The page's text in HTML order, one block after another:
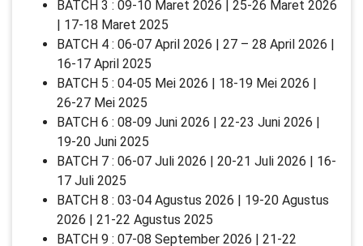
BATCH 3 : 09-10 Maret 2026 | 25-26 Maret 2026
| 17-18 Maret 2025
BATCH 4 : 06-07 April 2026 | 27 – 28 April 2026 |
16-17 April 2025
BATCH 5 : 04-05 Mei 2026 | 18-19 Mei 2026 |
26-27 Mei 2025
BATCH 6 : 08-09 Juni 2026 | 22-23 Juni 2026 |
19-20 Juni 2025
BATCH 7 : 06-07 Juli 2026 | 20-21 Juli 2026 | 16-
17 Juli 2025
BATCH 8 : 03-04 Agustus 2026 | 19-20 Agustus
2026 | 21-22 Agustus 2025
BATCH 9 : 07-08 September 2026 | 21-22